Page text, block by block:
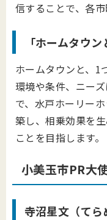
信することで、各
「ホームタウ
ホームタウンと、1
環境や条件、ニー
で、水戸ホーリー
築し、相乗効果を
ことを目指します。
小美玉市PR大
寺沼星文（て